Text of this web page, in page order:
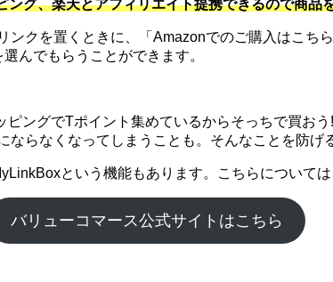
グ、楽天とアフィリエイト提携できるので商品
クを置くときに、「Amazonでのご購入はこち
んでもらうことができます。
ングでTポイント集めているからそっちで買お
らなくなってしまうことも。そんなことを防げ
という機能もあります。こちらについて
バリューコマース公式サイトはこちら